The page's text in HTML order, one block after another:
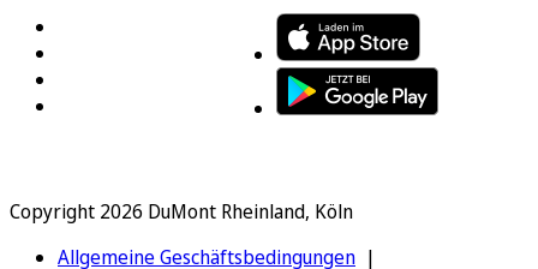
Copyright 2026 DuMont Rheinland, Köln
Allgemeine Geschäftsbedingungen